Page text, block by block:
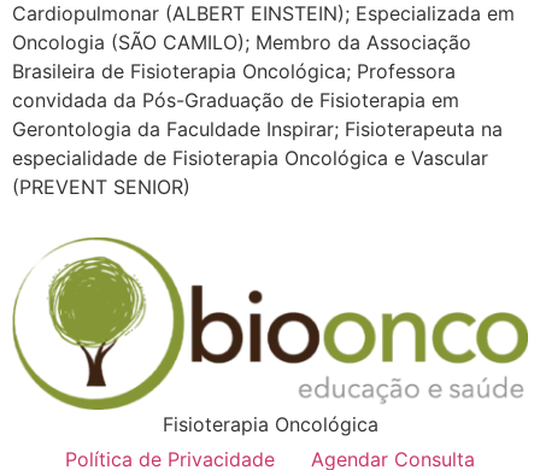
Cardiopulmonar (ALBERT EINSTEIN); Especializada em
Oncologia (SÃO CAMILO); Membro da Associação
Brasileira de Fisioterapia Oncológica; Professora
convidada da Pós-Graduação de Fisioterapia em
Gerontologia da Faculdade Inspirar; Fisioterapeuta na
especialidade de Fisioterapia Oncológica e Vascular
(PREVENT SENIOR)
Fisioterapia Oncológica
Política de Privacidade
Agendar Consulta